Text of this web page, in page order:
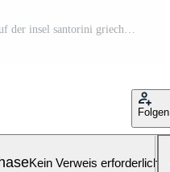
Folgen
Kein Verweis erforderlich